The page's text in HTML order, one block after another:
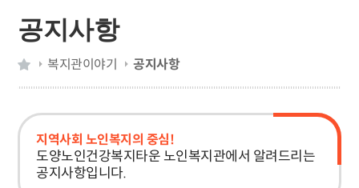
공지사항
복지관이야기 공지사항
지역사회 노인복지의 중심!
도양노인건강복지타운 노인복지관에서 알려드리는
공지사항입니다.